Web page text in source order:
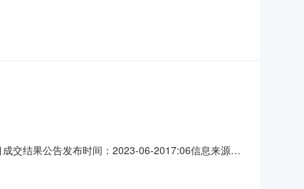
、中标（成交）
交结果公告发布时间：2023-06-2017:06信息来源：
路管网混错接（应急改造）